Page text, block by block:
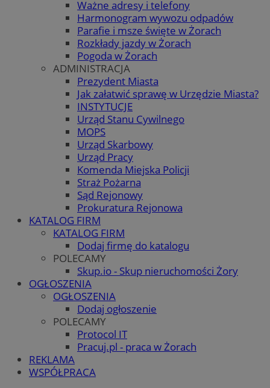
Ważne adresy i telefony
Harmonogram wywozu odpadów
Parafie i msze święte w Żorach
Rozkłady jazdy w Żorach
Pogoda w Żorach
ADMINISTRACJA
Prezydent Miasta
Jak załatwić sprawę w Urzędzie Miasta?
INSTYTUCJE
Urząd Stanu Cywilnego
MOPS
Urząd Skarbowy
Urząd Pracy
Komenda Miejska Policji
Straż Pożarna
Sąd Rejonowy
Prokuratura Rejonowa
KATALOG FIRM
KATALOG FIRM
Dodaj firmę do katalogu
POLECAMY
Skup.io - Skup nieruchomości Żory
OGŁOSZENIA
OGŁOSZENIA
Dodaj ogłoszenie
POLECAMY
Protocol IT
Pracuj.pl - praca w Żorach
REKLAMA
WSPÓŁPRACA